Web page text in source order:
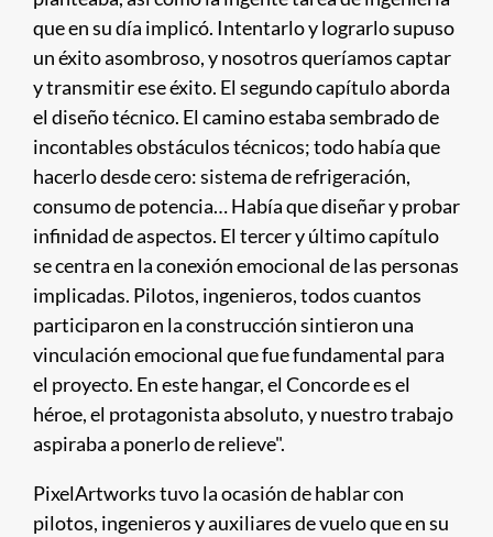
que en su día implicó. Intentarlo y lograrlo supuso
un éxito asombroso, y nosotros queríamos captar
y transmitir ese éxito. El segundo capítulo aborda
el diseño técnico. El camino estaba sembrado de
incontables obstáculos técnicos; todo había que
hacerlo desde cero: sistema de refrigeración,
consumo de potencia… Había que diseñar y probar
infinidad de aspectos. El tercer y último capítulo
se centra en la conexión emocional de las personas
implicadas. Pilotos, ingenieros, todos cuantos
participaron en la construcción sintieron una
vinculación emocional que fue fundamental para
el proyecto. En este hangar, el Concorde es el
héroe, el protagonista absoluto, y nuestro trabajo
aspiraba a ponerlo de relieve".
PixelArtworks tuvo la ocasión de hablar con
pilotos, ingenieros y auxiliares de vuelo que en su